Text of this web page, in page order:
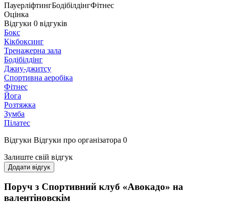
ПауерліфтингБодібілдінгФітнес
Оцінка
Відгуки 0 відгуків
Бокс
Кікбоксинг
Тренажерна зала
Бодібілдінг
Джиу-джитсу
Спортивна аеробіка
Фітнес
Йога
Розтяжка
Зумба
Пілатес
Відгуки Відгуки про організатора 0
Залиште свій відгук
Додати відгук
Поруч з Спортивний клуб «Авокадо» на
валентіновскім